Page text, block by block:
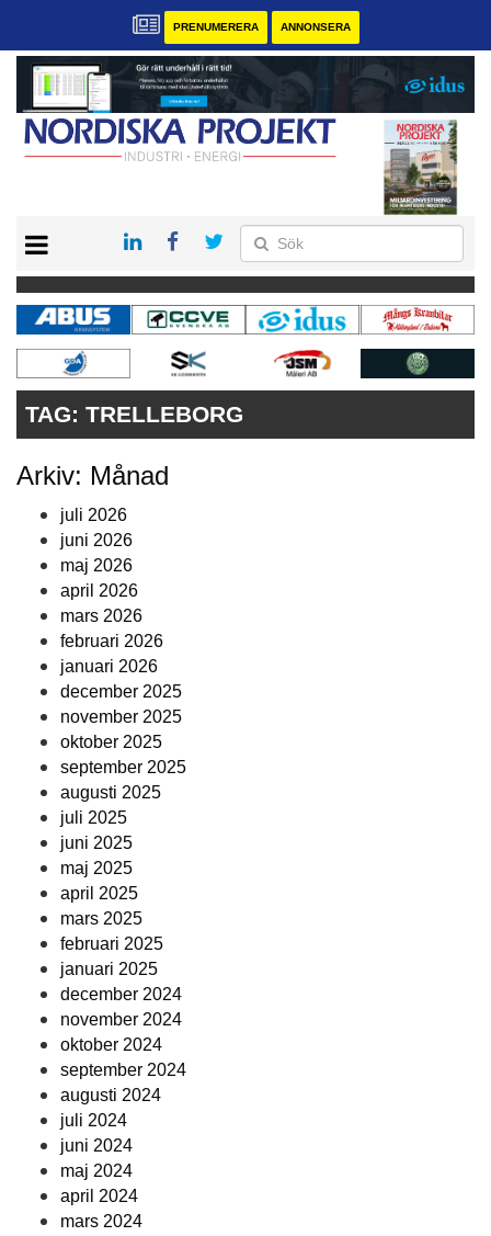
PRENUMERERA ANNONSERA
KONTAKT
VÅRA ANDRA MAGASIN
PRENUMERERA
ANNONSERA
TAG: TRELLEBORG
Arkiv: Månad
juli 2026
juni 2026
maj 2026
april 2026
mars 2026
februari 2026
januari 2026
december 2025
november 2025
oktober 2025
september 2025
augusti 2025
juli 2025
juni 2025
maj 2025
april 2025
mars 2025
februari 2025
januari 2025
december 2024
november 2024
oktober 2024
september 2024
augusti 2024
juli 2024
juni 2024
maj 2024
april 2024
mars 2024